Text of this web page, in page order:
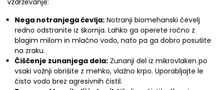
vzdrževanje:
Nega notranjega čevlja: Notranji biomehanski čevelj
redno odstranite iz škornja. Lahko ga operete ročno z
blagim milom in mlačno vodo, nato pa ga dobro posušite
na zraku.
Čiščenje zunanjega dela: Zunanji del iz mikrovlaken po
vsaki vožnji obrišite z mehko, vlažno krpo. Uporabljajte le
čisto vodo brez agresivnih čistil.